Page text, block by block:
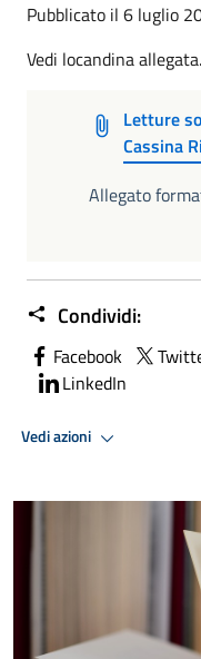
Pubblicato il 6 luglio
Vedi locandina allegata.
Letture
Cassina
Allegato
Condividi:
Facebook
LinkedIn
Vedi azioni